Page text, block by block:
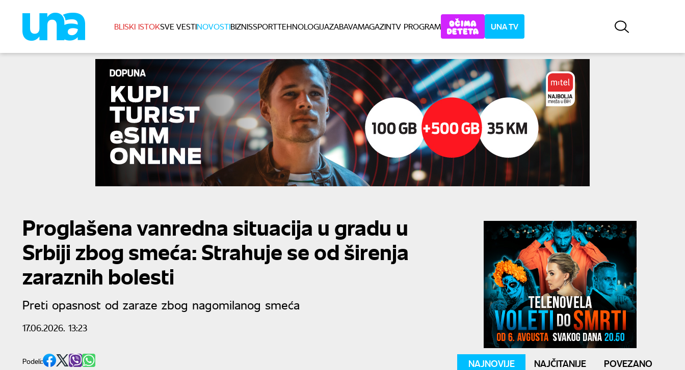
BLISKI ISTOKSVE VESTINOVOSTIBIZNISSPORTTEHNOLOGIJAZABAVAMAGAZINTV PROGRAM UNA TV
Proglašena vanredna situacija u gradu u
Srbiji zbog smeća: Strahuje se od širenja
zaraznih bolesti
Preti opasnost od zaraze zbog nagomilanog smeća
17.06.2026. 13:23
Podeli: NAJNOVIJE NAJČITANIJE POVEZANO